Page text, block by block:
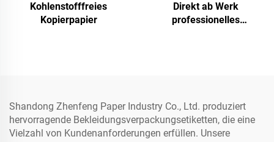
Kohlenstofffreies
Kopierpapier
Direkt ab Werk
professionelles
Shandong Zhenfeng Paper Industry Co., Ltd. produziert
hervorragende Bekleidungsverpackungsetiketten, die eine
Vielzahl von Kundenanforderungen erfüllen. Unsere